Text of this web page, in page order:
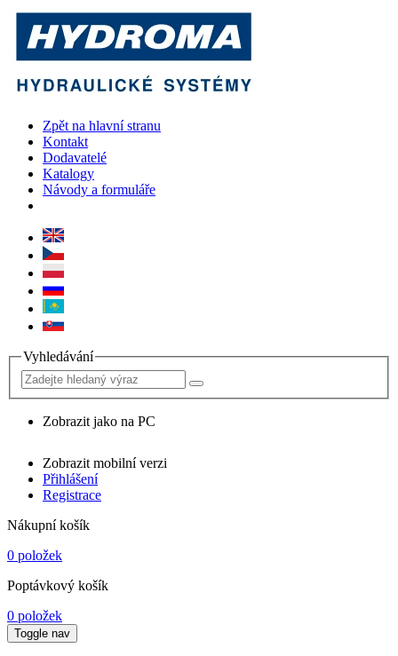
Zpět na hlavní stranu
Kontakt
Dodavatelé
Katalogy
Návody a formuláře
Vyhledávání
Zobrazit jako na PC
Zobrazit mobilní verzi
Přihlášení
Registrace
Nákupní košík
0 položek
Poptávkový košík
0 položek
Toggle nav